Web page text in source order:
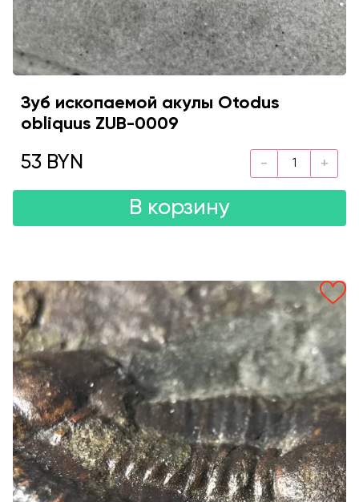
Зуб ископаемой акулы Otodus
obliquus ZUB-0009
53 BYN
В корзину